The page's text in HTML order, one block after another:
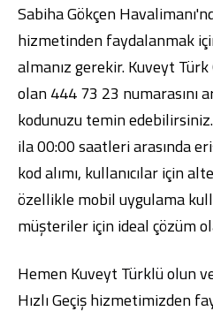
Sabiha Gökçen
hizmetinden faydalanmak
almanız gerekir. Kuveyt Türk
olan 444 73 23 numarasını
kodunuzu temin
ila 00:00 saatleri arasında
kod alımı, kullanıcılar için
özellikle mobil uygulama
müşteriler için ideal çözüm
HemenKuveyt Türklü olun
Hızlı Geçiş hizmetimizden